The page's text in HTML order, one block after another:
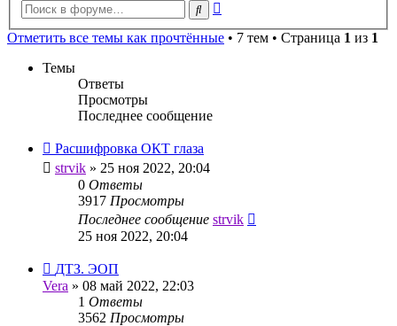
Поиск
Отметить все темы как прочтённые • 7 тем • Страница 1 из 1
Темы
Ответы
Просмотры
Последнее сообщение
Расшифровка ОКТ глаза
strvik » 25 ноя 2022, 20:04
0 Ответы
3917 Просмотры
Последнее сообщение strvik
25 ноя 2022, 20:04
ДТЗ. ЭОП
Vera » 08 май 2022, 22:03
1 Ответы
3562 Просмотры